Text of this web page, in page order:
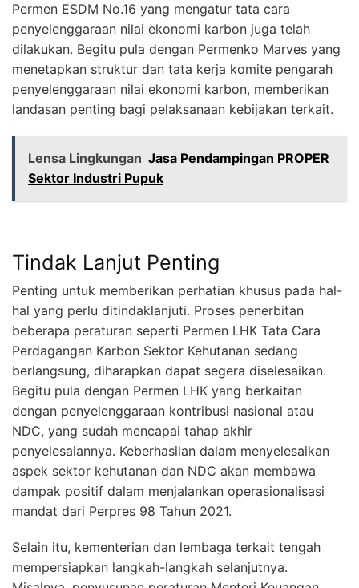
Permen ESDM No.16 yang mengatur tata cara
penyelenggaraan nilai ekonomi karbon juga telah
dilakukan. Begitu pula dengan Permenko Marves yang
menetapkan struktur dan tata kerja komite pengarah
penyelenggaraan nilai ekonomi karbon, memberikan
landasan penting bagi pelaksanaan kebijakan terkait.
Lensa Lingkungan Jasa Pendampingan PROPER
Sektor Industri Pupuk
Tindak Lanjut Penting
Penting untuk memberikan perhatian khusus pada hal-
hal yang perlu ditindaklanjuti. Proses penerbitan
beberapa peraturan seperti Permen LHK Tata Cara
Perdagangan Karbon Sektor Kehutanan sedang
berlangsung, diharapkan dapat segera diselesaikan.
Begitu pula dengan Permen LHK yang berkaitan
dengan penyelenggaraan kontribusi nasional atau
NDC, yang sudah mencapai tahap akhir
penyelesaiannya. Keberhasilan dalam menyelesaikan
aspek sektor kehutanan dan NDC akan membawa
dampak positif dalam menjalankan operasionalisasi
mandat dari Perpres 98 Tahun 2021.
Selain itu, kementerian dan lembaga terkait tengah
mempersiapkan langkah-langkah selanjutnya.